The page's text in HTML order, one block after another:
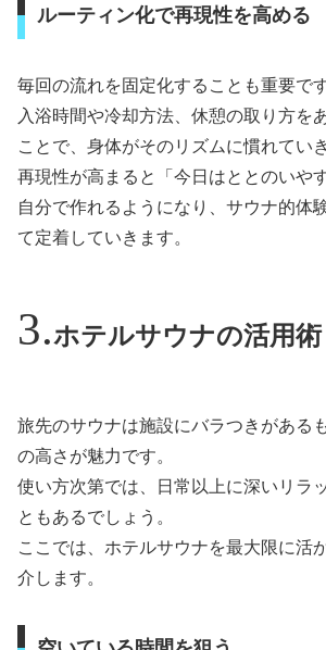
ルーティン化で再現性を高める
毎回の流れを固定化することも重要です
入浴時間や冷却方法、休憩の取り方を
ことで、身体がそのリズムに慣れてい
再現性が高まると「今日はととのいや
自分で作れるようになり、サウナ的体
て定着していきます。
ホテルサウナの活用術
旅先のサウナは施設にバラつきがある
の高さが魅力です。
使い方次第では、日常以上に深いリラ
ともあるでしょう。
ここでは、ホテルサウナを最大限に活
介します。